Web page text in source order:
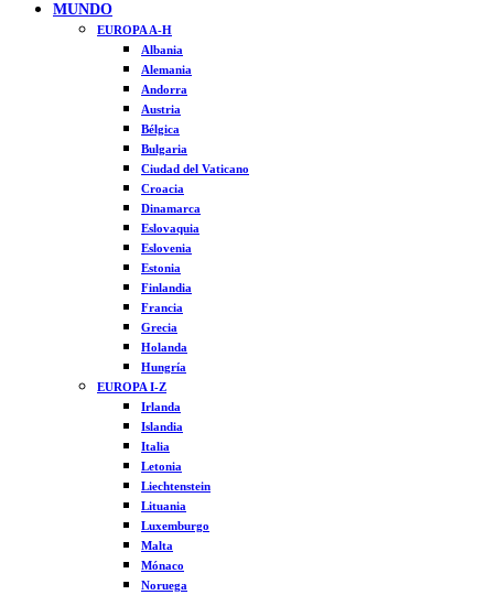
MUNDO
EUROPA A-H
Albania
Alemania
Andorra
Austria
Bélgica
Bulgaria
Ciudad del Vaticano
Croacia
Dinamarca
Eslovaquia
Eslovenia
Estonia
Finlandia
Francia
Grecia
Holanda
Hungría
EUROPA I-Z
Irlanda
Islandia
Italia
Letonia
Liechtenstein
Lituania
Luxemburgo
Malta
Mónaco
Noruega